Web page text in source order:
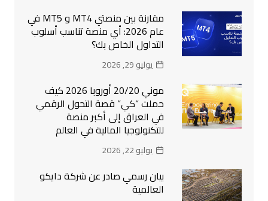
مقارنة بين منصتي MT4 و MT5 في
عام 2026: أي منصة تناسب أسلوب
التداول الخاص بك؟
يوليو 29, 2026
موني 20/20 أوروبا 2026 كيف
حملت “كي” قصة التحول الرقمي
في العراق إلى أكبر منصة
للتكنولوجيا المالية في العالم
يوليو 22, 2026
بيان رسمي صادر عن شركة دايكو
العالمية